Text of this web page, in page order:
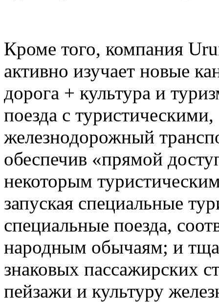
Кроме того, компания
активно изучает новые
дорога + культура и
поезда с
железнодорожный
обеспечив «прямой
некоторым
запуская специальные
специальные поезда,
народным обычаям; и
знаковых пассажирских
пейзажи и культуру